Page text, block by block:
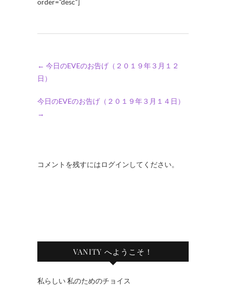
order=”desc”]
← 今日のEVEのお告げ（２０１９年３月１２
日）
今日のEVEのお告げ（２０１９年３月１４日）
→
コメントを残すにはログインしてください。
VANITY へようこそ！
私らしい 私のためのチョイス